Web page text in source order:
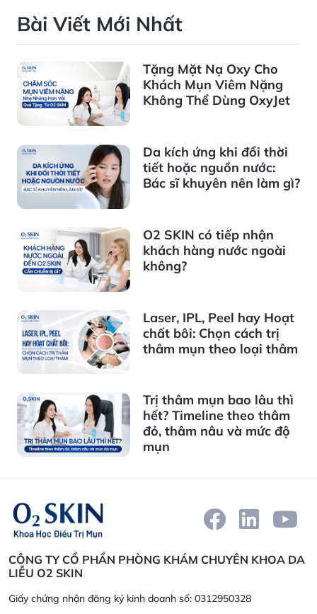
Bài Viết Mới Nhất
Tặng Mặt Nạ Oxy Cho
Khách Mụn Viêm Nặng
Không Thể Dùng OxyJet
Da kích ứng khi đổi thời
tiết hoặc nguồn nước:
Bác sĩ khuyên nên làm gì?
O2 SKIN có tiếp nhận
khách hàng nước ngoài
không?
Laser, IPL, Peel hay Hoạt
chất bôi: Chọn cách trị
thâm mụn theo loại thâm
Trị thâm mụn bao lâu thì
hết? Timeline theo thâm
đỏ, thâm nâu và mức độ
mụn
CÔNG TY CỔ PHẦN PHÒNG KHÁM CHUYÊN KHOA DA
LIỄU O2 SKIN
Giấy chứng nhận đăng ký kinh doanh số: 0312950328